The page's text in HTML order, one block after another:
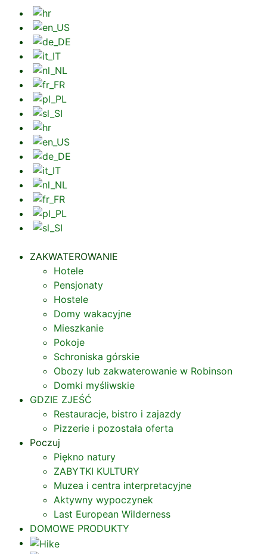
ZAKWATEROWANIE
Hotele
Pensjonaty
Hostele
Domy wakacyjne
Mieszkanie
Pokoje
Schroniska górskie
Obozy lub zakwaterowanie w Robinson
Domki myśliwskie
GDZIE ZJEŚĆ
Restauracje, bistro i zajazdy
Pizzerie i pozostała oferta
Poczuj
Piękno natury
ZABYTKI KULTURY
Muzea i centra interpretacyjne
Aktywny wypoczynek
Last European Wilderness
DOMOWE PRODUKTY